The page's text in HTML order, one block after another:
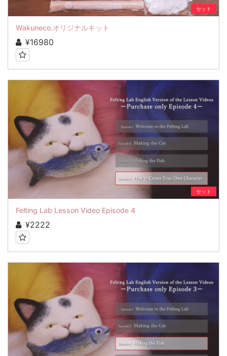
セット
Wakuneco.オリジナルキット
¥16980
セット
Felting Lab Lesson Video Episode 4
¥2222